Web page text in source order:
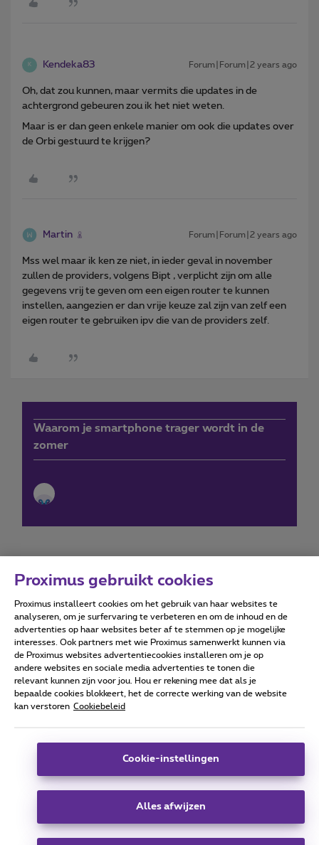
K Kendeka83 Forum|Forum|2 years ago
Oh, dat zou kunnen, maar vermits die updates in de
achtergrond gebeuren zou ik het niet weten.
Maar is er dan geen enkele manier om ook die updates over
de Orbi gestuurd te krijgen?
Martin Forum|Forum|2 years ago
Mss wel maar ik ken ze niet, in ieder geval in november
zullen de providers, volgens Bipt , verplicht zijn om alle
gegevens vrij te geven om een eigen router te kunnen
instellen, aangezien er dan vrije keuze zal zijn van zelf een
eigen router te gebruiken ipv die van de providers zelf.
Waarom je smartphone trager wordt in de
zomer
Forumvoorwaarden Accessibility statement
Alle rechten voorbehouden. © Proximus
Algemene voorwaarden, consumenteninfo
Deze website is gecreëerd en wordt beheerd conform het
Koning Albert II-laan 27 - B-1030 Brussel.
Carrier & Wholesale Solutions
Proximus gebruikt cookies
Proximus installeert cookies om het gebruik van haar websites te
analyseren, om je surfervaring te verbeteren en om de inhoud en de
advertenties op haar websites beter af te stemmen op je mogelijke
interesses. Ook partners met wie Proximus samenwerkt kunnen via
de Proximus websites advertentiecookies installeren om je op
andere websites en sociale media advertenties te tonen die
relevant kunnen zijn voor jou. Hou er rekening mee dat als je
bepaalde cookies blokkeert, het de correcte werking van de website
kan verstoren Cookiebeleid
Cookie-instellingen
Alles afwijzen